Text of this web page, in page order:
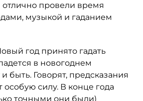
провели время
музыкой и гаданием
год принято гадать
в новогоднем
быть. Говорят, предсказания
особую силу. В конце года
точными они были)